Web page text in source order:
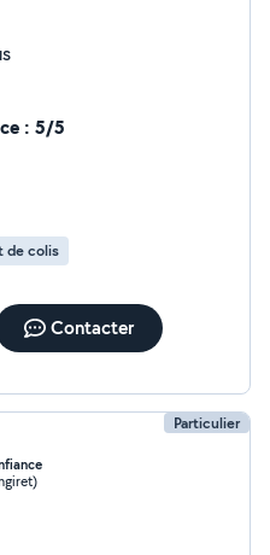
: 5/5
de colis
Contacter
Particulier